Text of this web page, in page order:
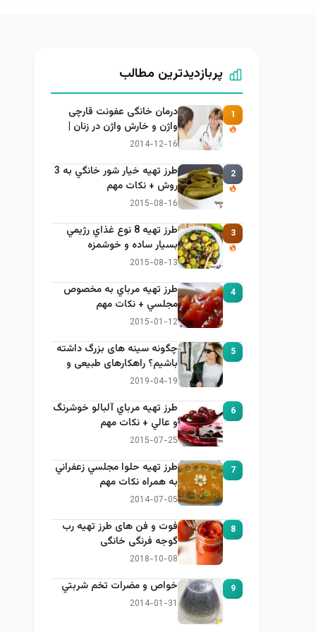
پربازدیدترین مطالب
1
درمان خانگی عفونت قارچی
واژن و خارش واژن در زنان |
راهنمای کامل، ایمن و کاربردی
2014-12-16
2
طرز تهيه خیار شور خانگي به 3
روش + نكات مهم
2015-08-16
3
طرز تهيه 8 نوع غذاي رژيمي
بسيار ساده و خوشمزه
2015-08-13
4
طرز تهيه مرباي به مخصوص
مجلسي + نكات مهم
2015-01-12
5
چگونه سینه های بزرگ داشته
باشیم؟ راهکارهای طبیعی و
خانگی برای بزرگ کردن سینه
2019-04-19
6
طرز تهيه مرباي آلبالو خوشرنگ
و عالي + نكات مهم
2015-07-25
7
طرز تهيه حلوا مجلسي زعفراني
به همراه نكات مهم
2014-07-05
8
فوت و فن های طرز تهیه رب
گوجه فرنگی خانگی
2018-10-08
9 خواص و مضرات تخم شربتي
2014-01-31